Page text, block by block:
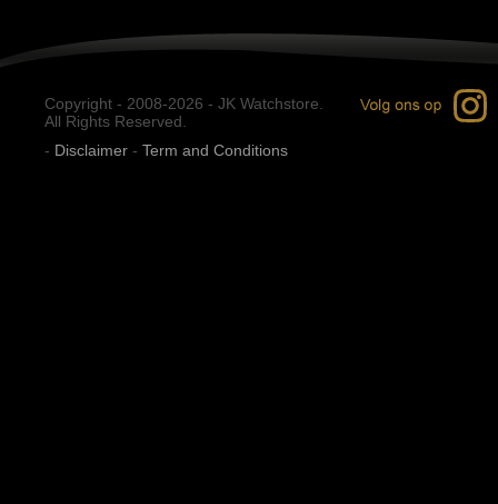
Copyright - 2008-2026 - JK Watchstore.
All Rights Reserved.
- Disclaimer - Term and Conditions